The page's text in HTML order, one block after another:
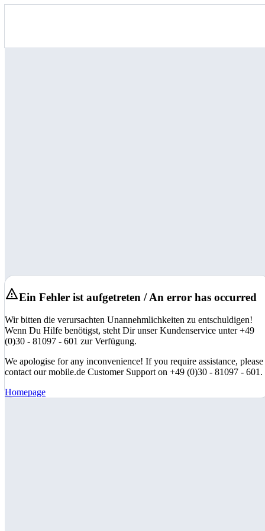
Ein Fehler ist aufgetreten / An error has occurred
Wir bitten die verursachten Unannehmlichkeiten zu entschuldigen!
Wenn Du Hilfe benötigst, steht Dir unser Kundenservice unter +49
(0)30 - 81097 - 601 zur Verfügung.
We apologise for any inconvenience! If you require assistance, please
contact our mobile.de Customer Support on +49 (0)30 - 81097 - 601.
Homepage